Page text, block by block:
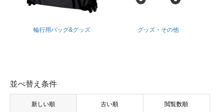
輪行用バッグ&グッズ グッズ・その他
並べ替え条件
新しい順 古い順 閲覧数順